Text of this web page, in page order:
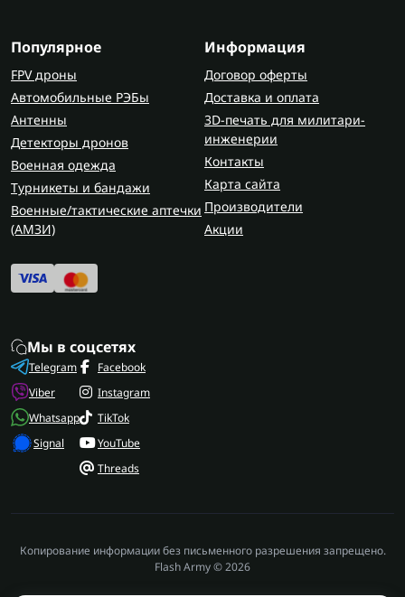
Популярное
FPV дроны
Автомобильные РЭБы
Антенны
Детекторы дронов
Военная одежда
Турникеты и бандажи
Военные/тактические аптечки
(AMЗИ)
Информация
Договор оферты
Доставка и оплата
3D-печать для милитари-
инженерии
Контакты
Карта сайта
Производители
Акции
Мы в соцсетях
Telegram
Viber
Whatsapp
Signal
Facebook
Instagram
TikTok
YouTube
Threads
Копирование информации без письменного разрешения запрещено.
Flash Army © 2026